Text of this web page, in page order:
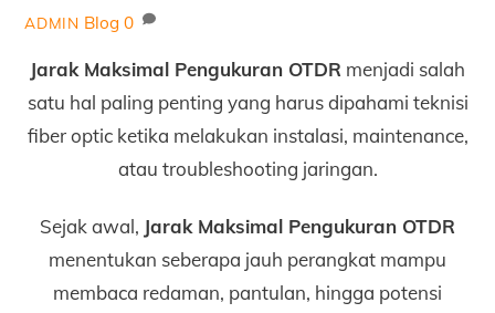
ADMIN Blog 0
Jarak Maksimal Pengukuran OTDR menjadi salah
satu hal paling penting yang harus dipahami teknisi
fiber optic ketika melakukan instalasi, maintenance,
atau troubleshooting jaringan.
Sejak awal, Jarak Maksimal Pengukuran OTDR
menentukan seberapa jauh perangkat mampu
membaca redaman, pantulan, hingga potensi